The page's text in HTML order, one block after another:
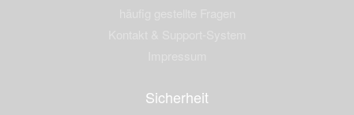
Sicherheit